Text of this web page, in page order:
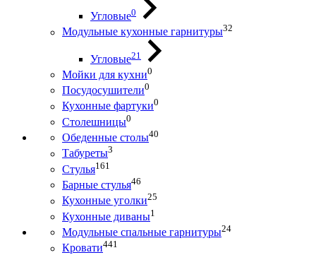
Угловые0
Модульные кухонные гарнитуры32
Угловые21
Мойки для кухни0
Посудосушители0
Кухонные фартуки0
Столешницы0
Обеденные столы40
Табуреты3
Стулья161
Барные стулья46
Кухонные уголки25
Кухонные диваны1
Модульные спальные гарнитуры24
Кровати441